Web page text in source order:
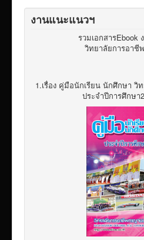
งานแนะแนวฯ
รวมเอกสารEbook
วิทยาลัยการอาชี
1.เรื่อง คู่มือนักเรียน นักศึกษา
ประจำปีการศึกษา